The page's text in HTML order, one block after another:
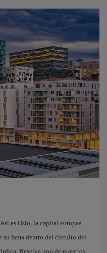
es Oslo, la capital europea
su fama dentro del circuito del
Reserva uno de nuestros